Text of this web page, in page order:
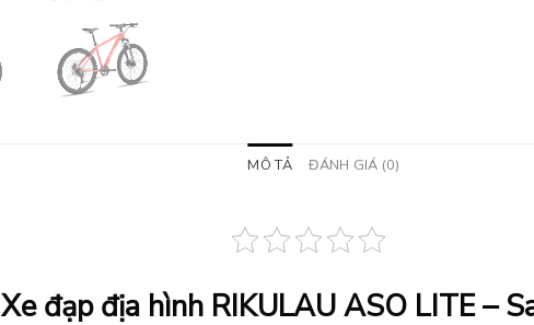
MÔ TẢ ĐÁNH GIÁ (0)
Xe đạp địa hình RIKULAU ASO LITE –